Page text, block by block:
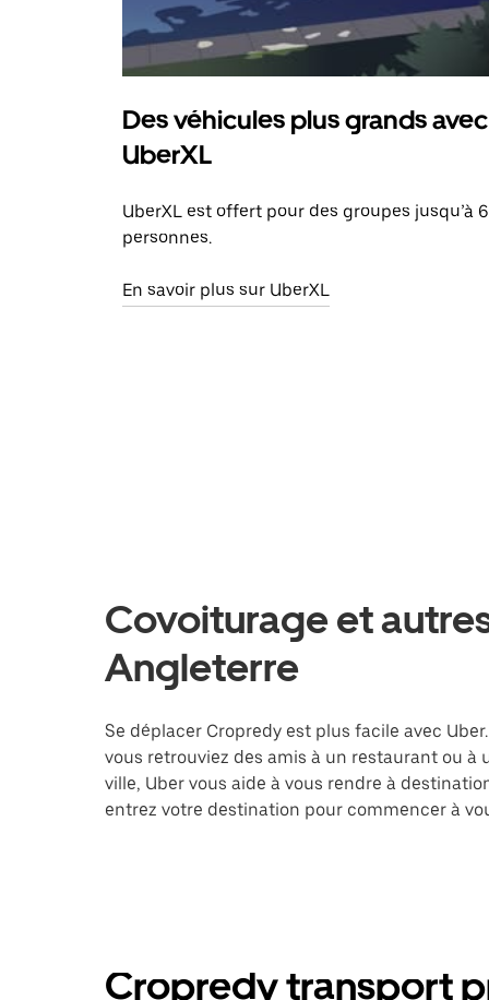
Des véhicules plus grands avec
UberXL
UberXL est offert pour des groupes jusqu’à 6
personnes.
En savoir plus sur UberXL
Covoiturage et
Angleterre
Se déplacer Cropredy est plus facile avec
vous retrouviez des amis à un restaurant ou
ville, Uber vous aide à vous rendre à
entrez votre destination pour commencer à
Cropredy transport